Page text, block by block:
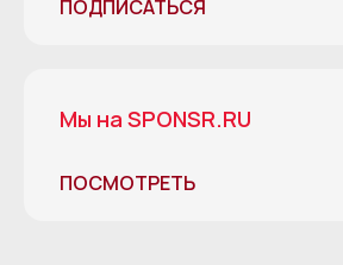
ПОДПИСАТЬСЯ
Мы на SPONSR.RU
ПОСМОТРЕТЬ